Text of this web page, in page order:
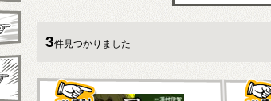
3件見つかりました